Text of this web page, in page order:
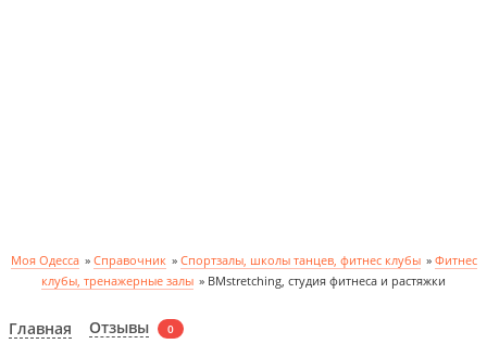
Моя Одесса » Справочник » Спортзалы, школы танцев, фитнес клубы » Фитнес
клубы, тренажерные залы » BMstretching, студия фитнеса и растяжки
Главная Отзывы 0